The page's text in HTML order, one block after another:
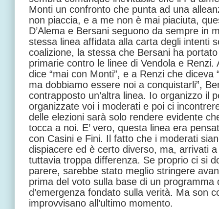
Monti un confronto che punta ad una
non piaccia, e a me non è mai piaciuta,
D’Alema e Bersani seguono da sempre in
stessa linea affidata alla carta degli intenti
coalizione, la stessa che Bersani ha
primarie contro le linee di Vendola e Renzi.
dice “mai con Monti”, e a Renzi che diceva
ma dobbiamo essere noi a conquistarli”,
contrapposto un’altra linea. Io organizzo il
organizzate voi i moderati e poi ci
delle elezioni sarà solo rendere evidente
tocca a noi. E’ vero, questa linea era
con Casini e Fini. Il fatto che i moderati
dispiacere ed è certo diverso, ma, arrivati
tuttavia troppa differenza. Se proprio ci si
parere, sarebbe stato meglio stringere
prima del voto sulla base di un programma
d’emergenza fondato sulla verità. Ma son
improvvisano all’ultimo momento.